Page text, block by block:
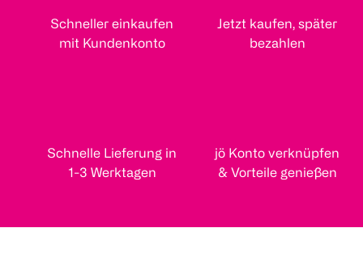
Schneller einkaufen
mit Kundenkonto
Jetzt kaufen, später
bezahlen
Schnelle Lieferung in
1-3 Werktagen
jö Konto verknüpfen
& Vorteile genießen